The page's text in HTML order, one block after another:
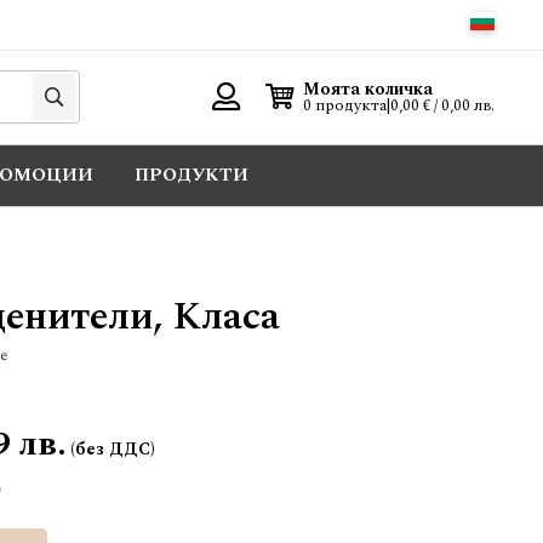
Търси
Моята количка
0 продукта|0,00 € / 0,00 лв.
ПРОДУКТИ
Класа
лв.